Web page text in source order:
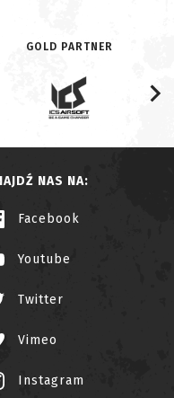
GOLD PARTNER
NAS NA:
Facebook
Youtube
Twitter
Vimeo
Instagram